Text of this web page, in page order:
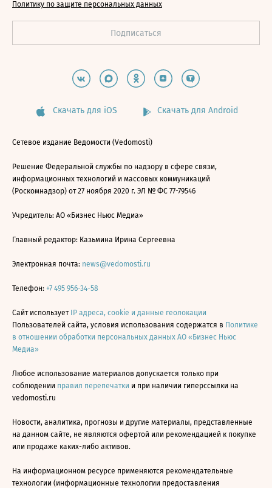
Политику по защите персональных данных
Скачать для iOS Скачать для Android
Сетевое издание Ведомости (Vedomosti)
Решение Федеральной службы по надзору в сфере связи,
информационных технологий и массовых коммуникаций
(Роскомнадзор) от 27 ноября 2020 г. ЭЛ № ФС 77-79546
Учредитель: АО «Бизнес Ньюс Медиа»
Главный редактор: Казьмина Ирина Сергеевна
Электронная почта: news@vedomosti.ru
Телефон: +7 495 956-34-58
Сайт использует IP адреса, cookie и данные геолокации
Пользователей сайта, условия использования содержатся в Политике
в отношении обработки персональных данных АО «Бизнес Ньюс
Медиа»
Любое использование материалов допускается только при
соблюдении правил перепечатки и при наличии гиперссылки на
vedomosti.ru
Новости, аналитика, прогнозы и другие материалы, представленные
на данном сайте, не являются офертой или рекомендацией к покупке
или продаже каких-либо активов.
На информационном ресурсе применяются рекомендательные
технологии (информационные технологии предоставления